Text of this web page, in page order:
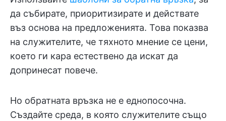
да събирате, приоритизирате и действате
въз основа на предложенията. Това показва
на служителите, че тяхното мнение се цени,
което ги кара естествено да искат да
допринесат повече.
Но обратната връзка не е еднопосочна.
Създайте среда, в която служителите също